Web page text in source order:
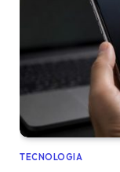
TECNOLOGIA